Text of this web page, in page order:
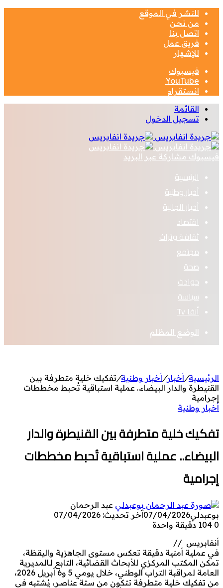
للنشر في الموقع
من نحن
اتصل بنا
فريق عمل
للإشهار
فيسبوك
‫YouTube
انستقرام
القائمة
تسجيل الدخول
فيسبوك مشاركة عبر البريد
الرئيسية
أخبار وطنية
أخبار الجالية
اقتصاد
ثقافة وتراث
مجتمع
صحة
حوادث
سياسة
أنفا Tv
الوضع المظلم
الرئيسية/أخبار/أخبار وطنية/تفكيك خلية متطرفة بين
القنيطرة والدار البيضاء.. عملية استباقية تُحبط مخططات
إجرامية
أخبار وطنية
تفكيك خلية متطرفة بين القنيطرة والدار
البيضاء.. عملية استباقية تُحبط مخططات
إجرامية
عبد الرحمان
بوعبدلي07/04/2026آخر تحديث: 07/04/2026
0
دقيقة واحدة
أنفابريس //
في عملية أمنية دقيقة تعكس مستوى الجاهزية واليقظة،
تمكن المكتب المركزي للأبحاث القضائية، التابع لـالمديرية
العامة لمراقبة التراب الوطني، خلال يومي 5 و6 أبريل 2026،
من تفكيك خلية متطرفة تتكون من ستة عناصر، يُشتبه في